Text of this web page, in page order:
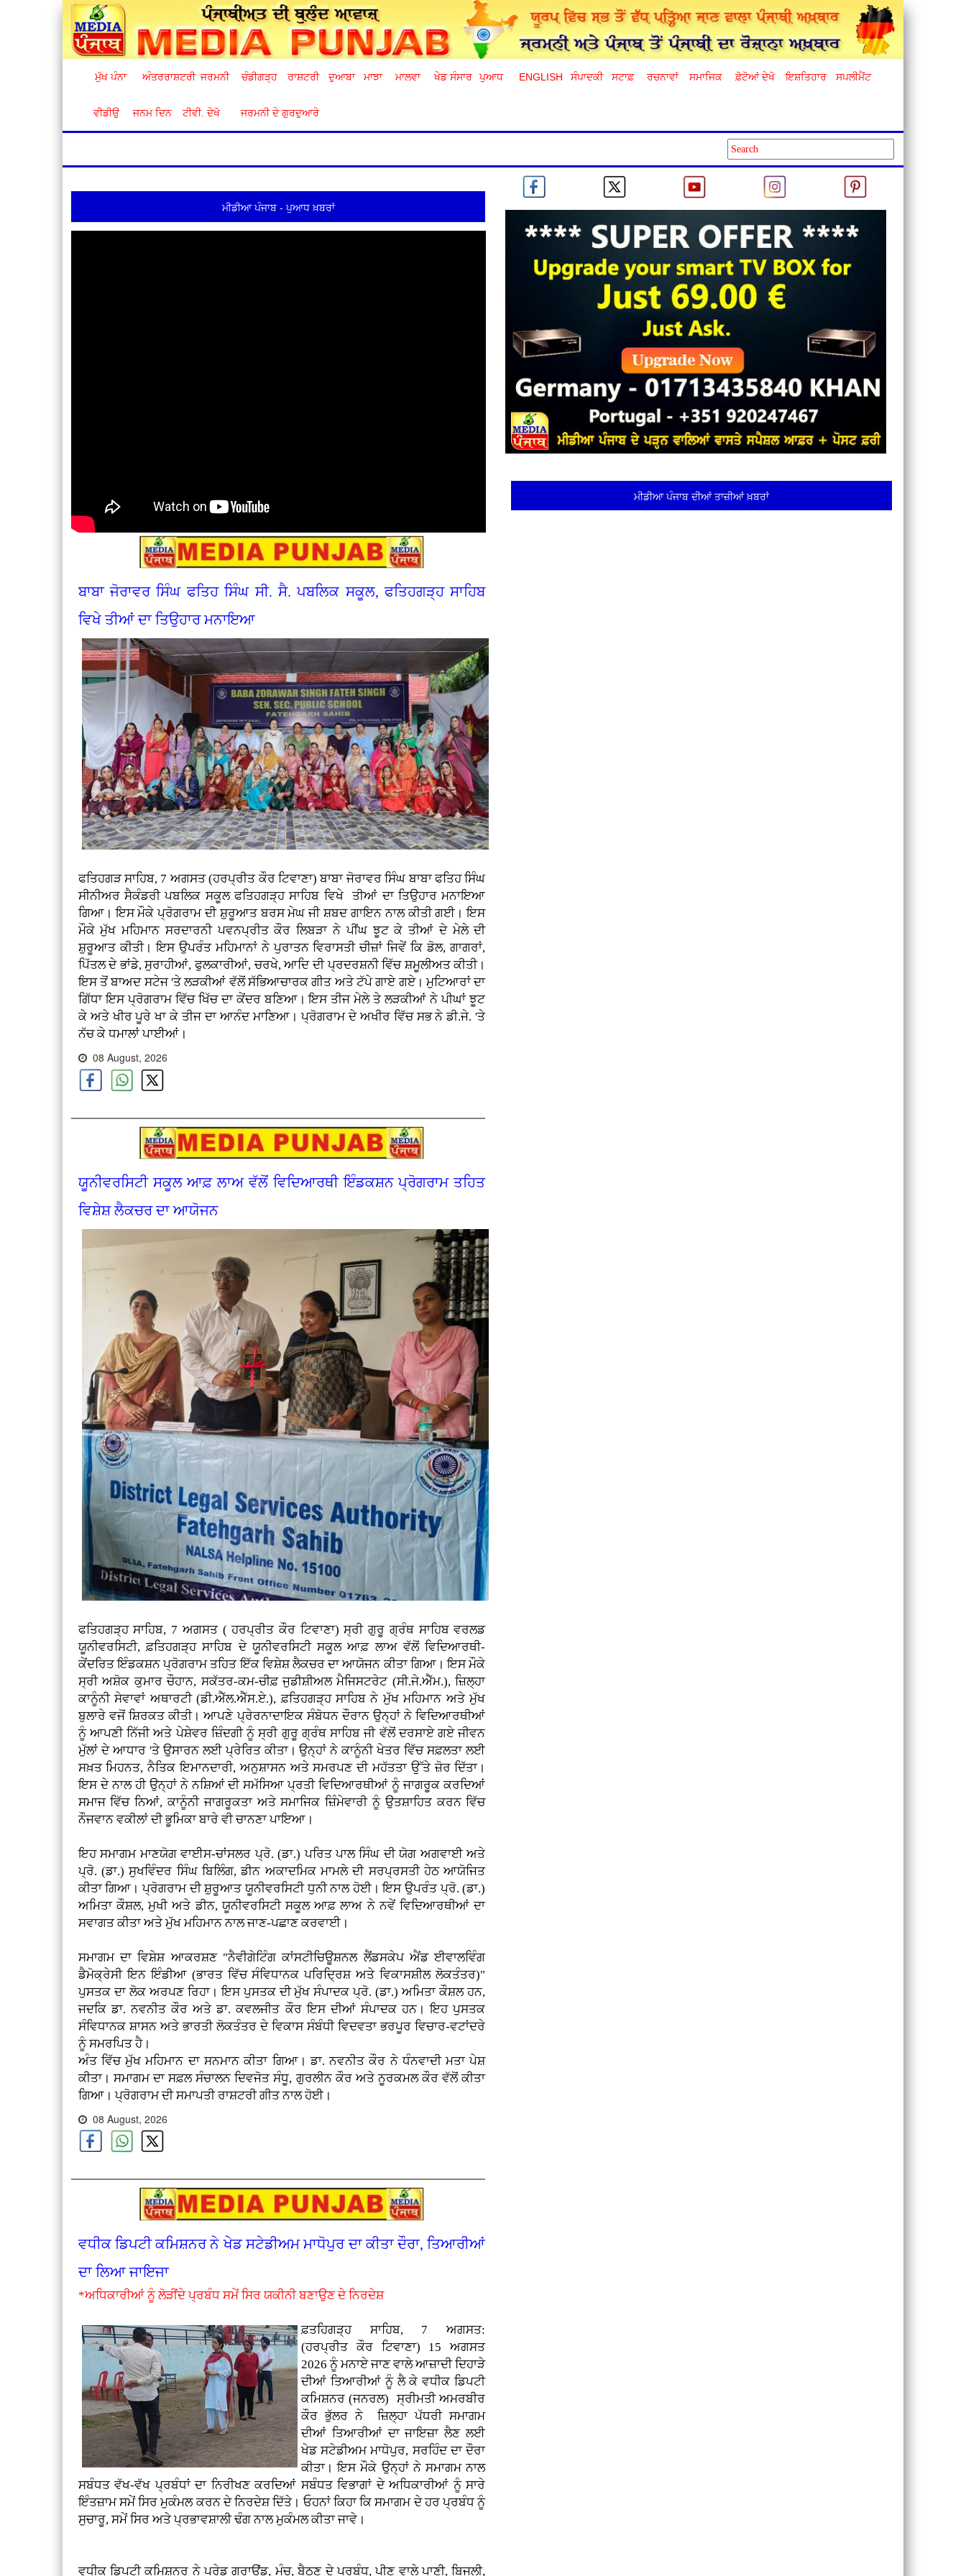
ਮੁੱਖ ਪੰਨਾ ਅੰਤਰਰਾਸ਼ਟਰੀ ਜਰਮਨੀ ਚੰਡੀਗੜ੍ਹ ਰਾਸ਼ਟਰੀ ਦੁਆਬਾ ਮਾਝਾ ਮਾਲਵਾ ਖੇਡ ਸੰਸਾਰ ਪੁਆਧ ENGLISH ਸੰਪਾਦਕੀ ਸਟਾਫ਼ ਰਚਨਾਵਾਂ ਸਮਾਜਿਕ ਫ਼ੋਟੋਆਂ ਦੇਖੋ ਇਸ਼ਤਿਹਾਰ ਸਪਲੀਮੈਂਟ
ਵੀਡੀਉ ਜਨਮ ਦਿਨ ਟੀਵੀ. ਦੇਖੋ ਜਰਮਨੀ ਦੇ ਗੁਰਦੁਆਰੇ
ਮੀਡੀਆ ਪੰਜਾਬ - ਪੁਆਧ ਖ਼ਬਰਾਂ
ਬਾਬਾ ਜੋਰਾਵਰ ਸਿੰਘ ਫਤਿਹ ਸਿੰਘ ਸੀ. ਸੈ. ਪਬਲਿਕ ਸਕੂਲ, ਫਤਿਹਗੜ੍ਹ ਸਾਹਿਬ
ਵਿਖੇ ਤੀਆਂ ਦਾ ਤਿਉਹਾਰ ਮਨਾਇਆ
ਫਤਿਹਗੜ ਸਾਹਿਬ, 7 ਅਗਸਤ (ਹਰਪ੍ਰੀਤ ਕੌਰ ਟਿਵਾਣਾ) ਬਾਬਾ ਜੋਰਾਵਰ ਸਿੰਘ ਬਾਬਾ ਫਤਿਹ ਸਿੰਘ
ਸੀਨੀਅਰ ਸੈਕੰਡਰੀ ਪਬਲਿਕ ਸਕੂਲ ਫਤਿਹਗੜ੍ਹ ਸਾਹਿਬ ਵਿਖੇ ਤੀਆਂ ਦਾ ਤਿਉਹਾਰ ਮਨਾਇਆ
ਗਿਆ। ਇਸ ਮੌਕੇ ਪ੍ਰੋਗਰਾਮ ਦੀ ਸ਼ੁਰੂਆਤ ਬਰਸ ਮੇਘ ਜੀ ਸ਼ਬਦ ਗਾਇਨ ਨਾਲ ਕੀਤੀ ਗਈ। ਇਸ
ਮੌਕੇ ਮੁੱਖ ਮਹਿਮਾਨ ਸਰਦਾਰਨੀ ਪਵਨਪ੍ਰੀਤ ਕੌਰ ਲਿਬੜਾ ਨੇ ਪੀਂਘ ਝੂਟ ਕੇ ਤੀਆਂ ਦੇ ਮੇਲੇ ਦੀ
ਸ਼ੁਰੂਆਤ ਕੀਤੀ। ਇਸ ਉਪਰੰਤ ਮਹਿਮਾਨਾਂ ਨੇ ਪੁਰਾਤਨ ਵਿਰਾਸਤੀ ਚੀਜ਼ਾਂ ਜਿਵੇਂ ਕਿ ਡੋਲ, ਗਾਗਰਾਂ,
ਪਿੱਤਲ ਦੇ ਭਾਂਡੇ, ਸੁਰਾਹੀਆਂ, ਫੁਲਕਾਰੀਆਂ, ਚਰਖੇ, ਆਦਿ ਦੀ ਪ੍ਰਦਰਸ਼ਨੀ ਵਿੱਚ ਸ਼ਮੂਲੀਅਤ ਕੀਤੀ।
ਇਸ ਤੋਂ ਬਾਅਦ ਸਟੇਜ 'ਤੇ ਲੜਕੀਆਂ ਵੱਲੋਂ ਸੱਭਿਆਚਾਰਕ ਗੀਤ ਅਤੇ ਟੱਪੇ ਗਾਏ ਗਏ। ਮੁਟਿਆਰਾਂ ਦਾ
ਗਿੱਧਾ ਇਸ ਪ੍ਰੋਗਰਾਮ ਵਿੱਚ ਖਿੱਚ ਦਾ ਕੇਂਦਰ ਬਣਿਆ। ਇਸ ਤੀਜ ਮੇਲੇ ਤੇ ਲੜਕੀਆਂ ਨੇ ਪੀਘਾਂ ਝੂਟ
ਕੇ ਅਤੇ ਖੀਰ ਪੂਰੇ ਖਾ ਕੇ ਤੀਜ ਦਾ ਆਨੰਦ ਮਾਣਿਆ। ਪ੍ਰੋਗਰਾਮ ਦੇ ਅਖੀਰ ਵਿੱਚ ਸਭ ਨੇ ਡੀ.ਜੇ. 'ਤੇ
ਨੱਚ ਕੇ ਧਮਾਲਾਂ ਪਾਈਆਂ।
08 August, 2026
ਯੂਨੀਵਰਸਿਟੀ ਸਕੂਲ ਆਫ਼ ਲਾਅ ਵੱਲੋਂ ਵਿਦਿਆਰਥੀ ਇੰਡਕਸ਼ਨ ਪ੍ਰੋਗਰਾਮ ਤਹਿਤ
ਵਿਸ਼ੇਸ਼ ਲੈਕਚਰ ਦਾ ਆਯੋਜਨ
ਫਤਿਹਗੜ੍ਹ ਸਾਹਿਬ, 7 ਅਗਸਤ ( ਹਰਪ੍ਰੀਤ ਕੌਰ ਟਿਵਾਣਾ)ਸ੍ਰੀ ਗੁਰੂ ਗ੍ਰੰਥ ਸਾਹਿਬ ਵਰਲਡ
ਯੂਨੀਵਰਸਿਟੀ, ਫ਼ਤਿਹਗੜ੍ਹ ਸਾਹਿਬ ਦੇ ਯੂਨੀਵਰਸਿਟੀ ਸਕੂਲ ਆਫ਼ ਲਾਅ ਵੱਲੋਂ ਵਿਦਿਆਰਥੀ-
ਕੇਂਦਰਿਤ ਇੰਡਕਸ਼ਨ ਪ੍ਰੋਗਰਾਮ ਤਹਿਤ ਇੱਕ ਵਿਸ਼ੇਸ਼ ਲੈਕਚਰ ਦਾ ਆਯੋਜਨ ਕੀਤਾ ਗਿਆ। ਇਸ ਮੌਕੇ
ਸ੍ਰੀ ਅਸ਼ੋਕ ਕੁਮਾਰ ਚੌਹਾਨ, ਸਕੱਤਰ-ਕਮ-ਚੀਫ਼ ਜੁਡੀਸ਼ੀਅਲ ਮੈਜਿਸਟਰੇਟ (ਸੀ.ਜੇ.ਐੱਮ.), ਜ਼ਿਲ੍ਹਾ
ਕਾਨੂੰਨੀ ਸੇਵਾਵਾਂ ਅਥਾਰਟੀ (ਡੀ.ਐੱਲ.ਐੱਸ.ਏ.), ਫ਼ਤਿਹਗੜ੍ਹ ਸਾਹਿਬ ਨੇ ਮੁੱਖ ਮਹਿਮਾਨ ਅਤੇ ਮੁੱਖ
ਬੁਲਾਰੇ ਵਜੋਂ ਸ਼ਿਰਕਤ ਕੀਤੀ। ਆਪਣੇ ਪ੍ਰੇਰਨਾਦਾਇਕ ਸੰਬੋਧਨ ਦੌਰਾਨ ਉਨ੍ਹਾਂ ਨੇ ਵਿਦਿਆਰਥੀਆਂ
ਨੂੰ ਆਪਣੀ ਨਿੱਜੀ ਅਤੇ ਪੇਸ਼ੇਵਰ ਜ਼ਿੰਦਗੀ ਨੂੰ ਸ੍ਰੀ ਗੁਰੂ ਗ੍ਰੰਥ ਸਾਹਿਬ ਜੀ ਵੱਲੋਂ ਦਰਸਾਏ ਗਏ ਜੀਵਨ
ਮੁੱਲਾਂ ਦੇ ਆਧਾਰ 'ਤੇ ਉਸਾਰਨ ਲਈ ਪ੍ਰੇਰਿਤ ਕੀਤਾ। ਉਨ੍ਹਾਂ ਨੇ ਕਾਨੂੰਨੀ ਖੇਤਰ ਵਿੱਚ ਸਫ਼ਲਤਾ ਲਈ
ਸਖ਼ਤ ਮਿਹਨਤ, ਨੈਤਿਕ ਇਮਾਨਦਾਰੀ, ਅਨੁਸ਼ਾਸਨ ਅਤੇ ਸਮਰਪਣ ਦੀ ਮਹੱਤਤਾ ਉੱਤੇ ਜ਼ੋਰ ਦਿੱਤਾ।
ਇਸ ਦੇ ਨਾਲ ਹੀ ਉਨ੍ਹਾਂ ਨੇ ਨਸ਼ਿਆਂ ਦੀ ਸਮੱਸਿਆ ਪ੍ਰਤੀ ਵਿਦਿਆਰਥੀਆਂ ਨੂੰ ਜਾਗਰੂਕ ਕਰਦਿਆਂ
ਸਮਾਜ ਵਿੱਚ ਨਿਆਂ, ਕਾਨੂੰਨੀ ਜਾਗਰੂਕਤਾ ਅਤੇ ਸਮਾਜਿਕ ਜ਼ਿੰਮੇਵਾਰੀ ਨੂੰ ਉਤਸ਼ਾਹਿਤ ਕਰਨ ਵਿੱਚ
ਨੌਜਵਾਨ ਵਕੀਲਾਂ ਦੀ ਭੂਮਿਕਾ ਬਾਰੇ ਵੀ ਚਾਨਣਾ ਪਾਇਆ।
ਇਹ ਸਮਾਗਮ ਮਾਣਯੋਗ ਵਾਈਸ-ਚਾਂਸਲਰ ਪ੍ਰੋ. (ਡਾ.) ਪਰਿਤ ਪਾਲ ਸਿੰਘ ਦੀ ਯੋਗ ਅਗਵਾਈ ਅਤੇ
ਪ੍ਰੋ. (ਡਾ.) ਸੁਖਵਿੰਦਰ ਸਿੰਘ ਬਿਲਿੰਗ, ਡੀਨ ਅਕਾਦਮਿਕ ਮਾਮਲੇ ਦੀ ਸਰਪ੍ਰਸਤੀ ਹੇਠ ਆਯੋਜਿਤ
ਕੀਤਾ ਗਿਆ। ਪ੍ਰੋਗਰਾਮ ਦੀ ਸ਼ੁਰੂਆਤ ਯੂਨੀਵਰਸਿਟੀ ਧੁਨੀ ਨਾਲ ਹੋਈ। ਇਸ ਉਪਰੰਤ ਪ੍ਰੋ. (ਡਾ.)
ਅਮਿਤਾ ਕੌਸ਼ਲ, ਮੁਖੀ ਅਤੇ ਡੀਨ, ਯੂਨੀਵਰਸਿਟੀ ਸਕੂਲ ਆਫ਼ ਲਾਅ ਨੇ ਨਵੇਂ ਵਿਦਿਆਰਥੀਆਂ ਦਾ
ਸਵਾਗਤ ਕੀਤਾ ਅਤੇ ਮੁੱਖ ਮਹਿਮਾਨ ਨਾਲ ਜਾਣ-ਪਛਾਣ ਕਰਵਾਈ।
ਸਮਾਗਮ ਦਾ ਵਿਸ਼ੇਸ਼ ਆਕਰਸ਼ਣ "ਨੈਵੀਗੇਟਿੰਗ ਕਾਂਸਟੀਚਿਊਸ਼ਨਲ ਲੈਂਡਸਕੇਪ ਐਂਡ ਈਵਾਲਵਿੰਗ
ਡੈਮੋਕ੍ਰੇਸੀ ਇਨ ਇੰਡੀਆ (ਭਾਰਤ ਵਿੱਚ ਸੰਵਿਧਾਨਕ ਪਰਿਦ੍ਰਿਸ਼ ਅਤੇ ਵਿਕਾਸਸ਼ੀਲ ਲੋਕਤੰਤਰ)"
ਪੁਸਤਕ ਦਾ ਲੋਕ ਅਰਪਣ ਰਿਹਾ। ਇਸ ਪੁਸਤਕ ਦੀ ਮੁੱਖ ਸੰਪਾਦਕ ਪ੍ਰੋ. (ਡਾ.) ਅਮਿਤਾ ਕੌਸ਼ਲ ਹਨ,
ਜਦਕਿ ਡਾ. ਨਵਨੀਤ ਕੌਰ ਅਤੇ ਡਾ. ਕਵਲਜੀਤ ਕੌਰ ਇਸ ਦੀਆਂ ਸੰਪਾਦਕ ਹਨ। ਇਹ ਪੁਸਤਕ
ਸੰਵਿਧਾਨਕ ਸ਼ਾਸਨ ਅਤੇ ਭਾਰਤੀ ਲੋਕਤੰਤਰ ਦੇ ਵਿਕਾਸ ਸੰਬੰਧੀ ਵਿਦਵਤਾ ਭਰਪੂਰ ਵਿਚਾਰ-ਵਟਾਂਦਰੇ
ਨੂੰ ਸਮਰਪਿਤ ਹੈ।
ਅੰਤ ਵਿੱਚ ਮੁੱਖ ਮਹਿਮਾਨ ਦਾ ਸਨਮਾਨ ਕੀਤਾ ਗਿਆ। ਡਾ. ਨਵਨੀਤ ਕੌਰ ਨੇ ਧੰਨਵਾਦੀ ਮਤਾ ਪੇਸ਼
ਕੀਤਾ। ਸਮਾਗਮ ਦਾ ਸਫ਼ਲ ਸੰਚਾਲਨ ਦਿਵਜੋਤ ਸੰਧੂ, ਗੁਰਲੀਨ ਕੌਰ ਅਤੇ ਨੂਰਕਮਲ ਕੌਰ ਵੱਲੋਂ ਕੀਤਾ
ਗਿਆ। ਪ੍ਰੋਗਰਾਮ ਦੀ ਸਮਾਪਤੀ ਰਾਸ਼ਟਰੀ ਗੀਤ ਨਾਲ ਹੋਈ।
08 August, 2026
ਵਧੀਕ ਡਿਪਟੀ ਕਮਿਸ਼ਨਰ ਨੇ ਖੇਡ ਸਟੇਡੀਅਮ ਮਾਧੋਪੁਰ ਦਾ ਕੀਤਾ ਦੌਰਾ, ਤਿਆਰੀਆਂ
ਦਾ ਲਿਆ ਜਾਇਜਾ
*ਅਧਿਕਾਰੀਆਂ ਨੂੰ ਲੋੜੀਂਦੇ ਪ੍ਰਬੰਧ ਸਮੇਂ ਸਿਰ ਯਕੀਨੀ ਬਣਾਉਣ ਦੇ ਨਿਰਦੇਸ਼
ਫ਼ਤਹਿਗੜ੍ਹ ਸਾਹਿਬ, 7 ਅਗਸਤ:
(ਹਰਪ੍ਰੀਤ ਕੌਰ ਟਿਵਾਣਾ) 15 ਅਗਸਤ
2026 ਨੂੰ ਮਨਾਏ ਜਾਣ ਵਾਲੇ ਆਜ਼ਾਦੀ ਦਿਹਾੜੇ
ਦੀਆਂ ਤਿਆਰੀਆਂ ਨੂੰ ਲੈ ਕੇ ਵਧੀਕ ਡਿਪਟੀ
ਕਮਿਸ਼ਨਰ (ਜਨਰਲ) ਸ੍ਰੀਮਤੀ ਅਮਰਬੀਰ
ਕੌਰ ਭੁੱਲਰ ਨੇ ਜ਼ਿਲ੍ਹਾ ਪੱਧਰੀ ਸਮਾਗਮ
ਦੀਆਂ ਤਿਆਰੀਆਂ ਦਾ ਜਾਇਜ਼ਾ ਲੈਣ ਲਈ
ਖੇਡ ਸਟੇਡੀਅਮ ਮਾਧੋਪੁਰ, ਸਰਹਿੰਦ ਦਾ ਦੌਰਾ
ਕੀਤਾ। ਇਸ ਮੌਕੇ ਉਨ੍ਹਾਂ ਨੇ ਸਮਾਗਮ ਨਾਲ
ਸਬੰਧਤ ਵੱਖ-ਵੱਖ ਪ੍ਰਬੰਧਾਂ ਦਾ ਨਿਰੀਖਣ ਕਰਦਿਆਂ ਸਬੰਧਤ ਵਿਭਾਗਾਂ ਦੇ ਅਧਿਕਾਰੀਆਂ ਨੂੰ ਸਾਰੇ
ਇੰਤਜ਼ਾਮ ਸਮੇਂ ਸਿਰ ਮੁਕੰਮਲ ਕਰਨ ਦੇ ਨਿਰਦੇਸ਼ ਦਿੱਤੇ। ਓਹਨਾਂ ਕਿਹਾ ਕਿ ਸਮਾਗਮ ਦੇ ਹਰ ਪ੍ਰਬੰਧ ਨੂੰ
ਸੁਚਾਰੂ, ਸਮੇਂ ਸਿਰ ਅਤੇ ਪ੍ਰਭਾਵਸ਼ਾਲੀ ਢੰਗ ਨਾਲ ਮੁਕੰਮਲ ਕੀਤਾ ਜਾਵੇ।
ਵਧੀਕ ਡਿਪਟੀ ਕਮਿਸ਼ਨਰ ਨੇ ਪਰੇਡ ਗਰਾਊਂਡ, ਮੰਚ, ਬੈਠਣ ਦੇ ਪ੍ਰਬੰਧ, ਪੀਣ ਵਾਲੇ ਪਾਣੀ, ਬਿਜਲੀ,
ਮੀਡੀਆ ਪੰਜਾਬ ਦੀਆਂ ਤਾਜ਼ੀਆਂ ਖ਼ਬਰਾਂ